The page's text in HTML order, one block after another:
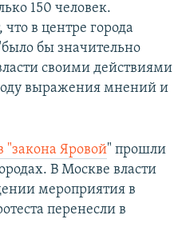
150 человек.
в центре города
бы значительно
своими действиями
выражения мнений и
"закона Яровой" прошли
В Москве власти
мероприятия в
перенесли в